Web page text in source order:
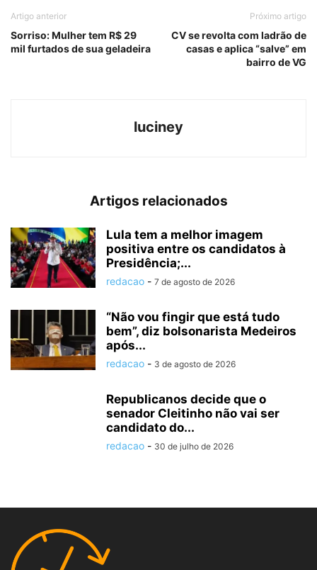
Artigo anterior
Sorriso: Mulher tem R$ 29
mil furtados de sua geladeira
Próximo artigo
CV se revolta com ladrão de
casas e aplica “salve” em
bairro de VG
luciney
Artigos relacionados
Lula tem a melhor imagem
positiva entre os candidatos à
Presidência;...
redacao - 7 de agosto de 2026
“Não vou fingir que está tudo
bem”, diz bolsonarista Medeiros
após...
redacao - 3 de agosto de 2026
Republicanos decide que o
senador Cleitinho não vai ser
candidato do...
redacao - 30 de julho de 2026